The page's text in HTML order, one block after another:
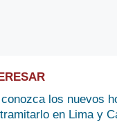
conozca los nuevos
en Lima y